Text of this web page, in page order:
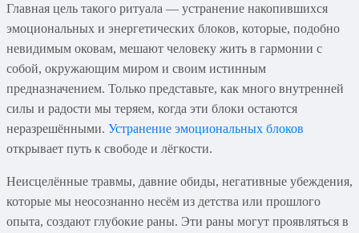
Главная цель такого ритуала — устранение накопившихся
эмоциональных и энергетических блоков, которые, подобно
невидимым оковам, мешают человеку жить в гармонии с
собой, окружающим миром и своим истинным
предназначением. Только представьте, как много внутренней
силы и радости мы теряем, когда эти блоки остаются
неразрешёнными. Устранение эмоциональных блоков
открывает путь к свободе и лёгкости.
Неисцелённые травмы, давние обиды, негативные убеждения,
которые мы неосознанно несём из детства или прошлого
опыта, создают глубокие раны. Эти раны могут проявляться в